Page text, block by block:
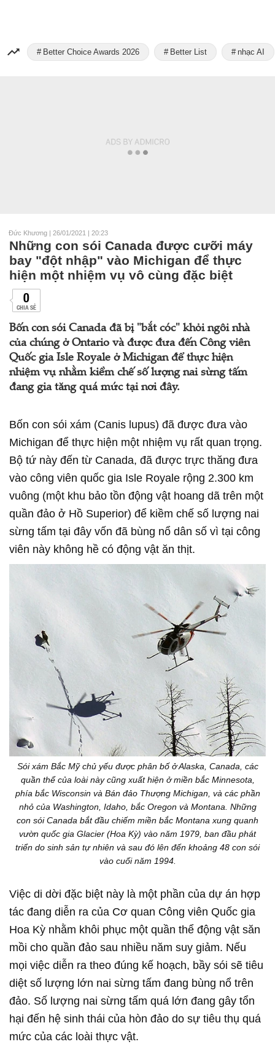
Better Choice Awards 2026 Better List nhạc AI
Đức Khương | 26/01/2021 | 20:23
Những con sói Canada được cưỡi máy
bay "đột nhập" vào Michigan để thực
hiện một nhiệm vụ vô cùng đặc biệt
0
CHIA SẺ
Bốn con sói Canada đã bị "bắt cóc" khỏi ngôi nhà
của chúng ở Ontario và được đưa đến Công viên
Quốc gia Isle Royale ở Michigan để thực hiện
nhiệm vụ nhằm kiềm chế số lượng nai sừng tấm
đang gia tăng quá mức tại nơi đây.
Bốn con sói xám (Canis lupus) đã được đưa vào
Michigan để thực hiện một nhiệm vụ rất quan trọng.
Bộ tứ này đến từ Canada, đã được trực thăng đưa
vào công viên quốc gia Isle Royale rộng 2.300 km
vuông (một khu bảo tồn động vật hoang dã trên một
quần đảo ở Hồ Superior) để kiềm chế số lượng nai
sừng tấm tại đây vốn đã bùng nổ dân số vì tại công
viên này không hề có động vật ăn thịt.
Sói xám Bắc Mỹ chủ yếu được phân bố ở Alaska, Canada, các
quần thể của loài này cũng xuất hiện ở miền bắc Minnesota,
phía bắc Wisconsin và Bán đảo Thượng Michigan, và các phần
nhỏ của Washington, Idaho, bắc Oregon và Montana. Những
con sói Canada bắt đầu chiếm miền bắc Montana xung quanh
vườn quốc gia Glacier (Hoa Kỳ) vào năm 1979, ban đầu phát
triển do sinh sản tự nhiên và sau đó lên đến khoảng 48 con sói
vào cuối năm 1994.
Việc di dời đặc biệt này là một phần của dự án hợp
tác đang diễn ra của Cơ quan Công viên Quốc gia
Hoa Kỳ nhằm khôi phục một quần thể động vật săn
mồi cho quần đảo sau nhiều năm suy giảm. Nếu
mọi việc diễn ra theo đúng kế hoạch, bầy sói sẽ tiêu
diệt số lượng lớn nai sừng tấm đang bùng nổ trên
đảo. Số lượng nai sừng tấm quá lớn đang gây tổn
hại đến hệ sinh thái của hòn đảo do sự tiêu thụ quá
mức của các loài thực vật.